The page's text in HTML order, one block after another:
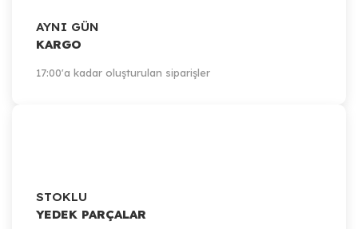
AYNI GÜN
KARGO
17:00'a kadar oluşturulan siparişler
STOKLU
YEDEK PARÇALAR